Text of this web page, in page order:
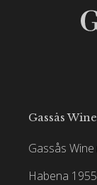
Gassås
Gassås
Habena